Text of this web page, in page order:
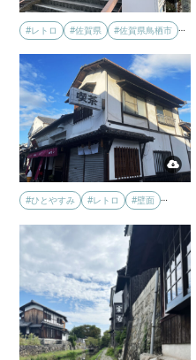
#レトロ #佐賀県 #佐賀県鳥栖市 …
#ひとやすみ #レトロ #壁面 …